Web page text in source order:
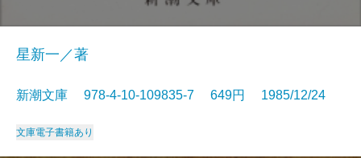
星新一／著
新潮文庫 978-4-10-109835-7 649円 1985/12/24
文庫電子書籍あり